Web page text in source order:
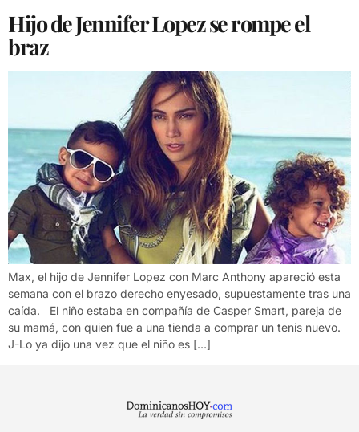
Hijo de Jennifer Lopez se rompe el
braz
Max, el hijo de Jennifer Lopez con Marc Anthony apareció esta
semana con el brazo derecho enyesado, supuestamente tras una
caída. El niño estaba en compañía de Casper Smart, pareja de
su mamá, con quien fue a una tienda a comprar un tenis nuevo.
J-Lo ya dijo una vez que el niño es […]